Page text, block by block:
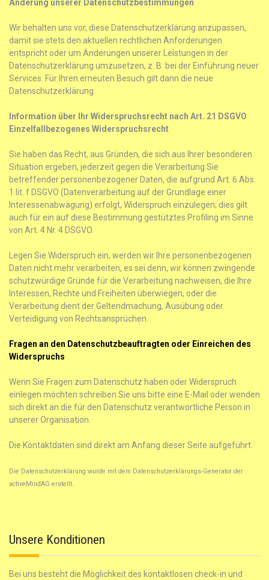
Änderung unserer Datenschutzbestimmungen
Wir behalten uns vor, diese Datenschutzerklärung anzupassen,
damit sie stets den aktuellen rechtlichen Anforderungen
entspricht oder um Änderungen unserer Leistungen in der
Datenschutzerklärung umzusetzen, z. B. bei der Einführung neuer
Services. Für Ihren erneuten Besuch gilt dann die neue
Datenschutzerklärung.
Information über Ihr Widerspruchsrecht nach Art. 21 DSGVO
Einzelfallbezogenes Widerspruchsrecht
Sie haben das Recht, aus Gründen, die sich aus Ihrer besonderen
Situation ergeben, jederzeit gegen die Verarbeitung Sie
betreffender personenbezogener Daten, die aufgrund Art. 6 Abs.
1 lit. f DSGVO (Datenverarbeitung auf der Grundlage einer
Interessenabwägung) erfolgt, Widerspruch einzulegen; dies gilt
auch für ein auf diese Bestimmung gestütztes Profiling im Sinne
von Art. 4 Nr. 4 DSGVO.
Legen Sie Widerspruch ein, werden wir Ihre personenbezogenen
Daten nicht mehr verarbeiten, es sei denn, wir können zwingende
schutzwürdige Gründe für die Verarbeitung nachweisen, die Ihre
Interessen, Rechte und Freiheiten überwiegen, oder die
Verarbeitung dient der Geltendmachung, Ausübung oder
Verteidigung von Rechtsansprüchen.
Fragen an den Datenschutzbeauftragten oder Einreichen des
Widerspruchs
Wenn Sie Fragen zum Datenschutz haben oder Widerspruch
einlegen möchten schreiben Sie uns bitte eine E-Mail oder wenden
sich direkt an die für den Datenschutz verantwortliche Person in
unserer Organisation.
Die Kontaktdaten sind direkt am Anfang dieser Seite aufgeführt.
Die Datenschutzerklärung wurde mit dem Datenschutzerklärungs-Generator der
activeMindAG erstellt.
Unsere Konditionen
Bei uns besteht die Möglichkeit des kontaktlosen check-in und